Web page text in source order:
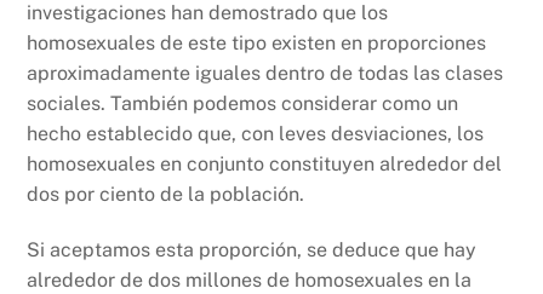
investigaciones han demostrado que los
homosexuales de este tipo existen en proporciones
aproximadamente iguales dentro de todas las clases
sociales. También podemos considerar como un
hecho establecido que, con leves desviaciones, los
homosexuales en conjunto constituyen alrededor del
dos por ciento de la población.
Si aceptamos esta proporción, se deduce que hay
alrededor de dos millones de homosexuales en la